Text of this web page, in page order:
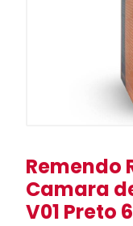
Remendo
Camara
V01 Preto